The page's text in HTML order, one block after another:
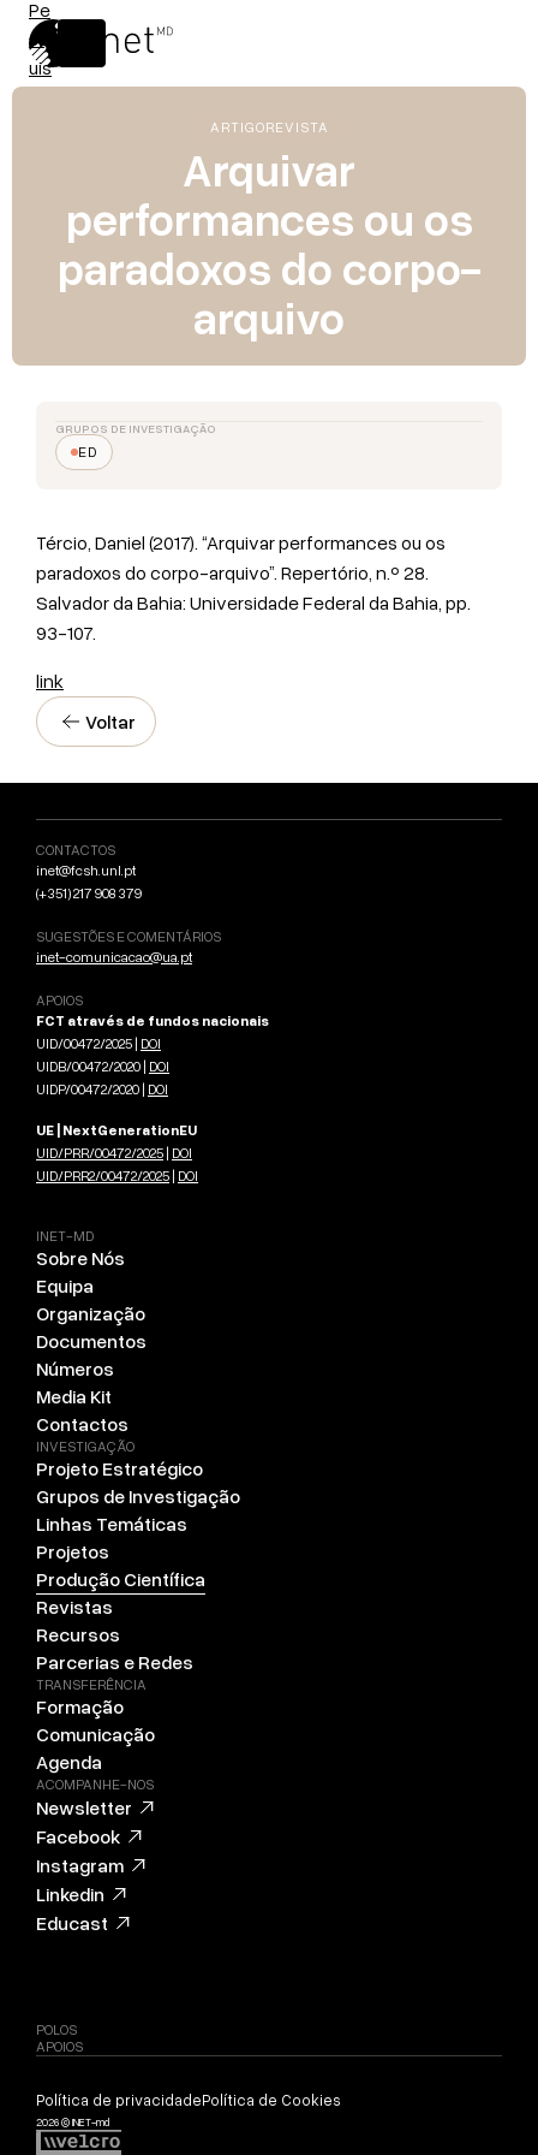
ARTIGOREVISTA
Arquivar
performances ou os
paradoxos do corpo-
arquivo
GRUPOS DE INVESTIGAÇÃO
ED
Tércio, Daniel (2017). “Arquivar performances ou os
paradoxos do corpo-arquivo”. Repertório, n.º 28.
Salvador da Bahia: Universidade Federal da Bahia, pp.
93-107.
link
Voltar
CONTACTOS
inet@fcsh.unl.pt
(+351) 217 908 379
SUGESTÕES E COMENTÁRIOS
inet-comunicacao@ua.pt
APOIOS
FCT através de fundos nacionais
UID/00472/2025 | DOI
UIDB/00472/2020 | DOI
UIDP/00472/2020 | DOI
UE | NextGenerationEU
UID/PRR/00472/2025 | DOI
UID/PRR2/00472/2025 | DOI
INET-MD
Sobre Nós
Equipa
Organização
Documentos
Números
Media Kit
Contactos
INVESTIGAÇÃO
Projeto Estratégico
Grupos de Investigação
Linhas Temáticas
Projetos
Produção Científica
Revistas
Recursos
Parcerias e Redes
TRANSFERÊNCIA
Formação
Comunicação
Agenda
ACOMPANHE-NOS
Newsletter
Facebook
Instagram
Linkedin
Educast
POLOS
APOIOS
2026 © INET-md
Política de privacidadePolítica de Cookies